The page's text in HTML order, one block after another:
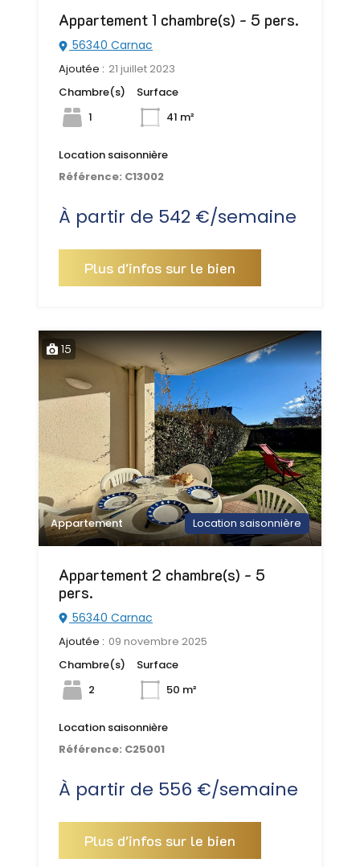
Appartement 1 chambre(s) - 5 pers.
56340 Carnac
Ajoutée : 21 juillet 2023
Chambre(s)
1
Surface
41 m²
Location saisonnière
Référence: C13002
À partir de 542 €/semaine
Plus d'infos sur le bien
15
Appartement Location saisonnière
Appartement 2 chambre(s) - 5
pers.
56340 Carnac
Ajoutée : 09 novembre 2025
Chambre(s)
2
Surface
50 m²
Location saisonnière
Référence: C25001
À partir de 556 €/semaine
Plus d'infos sur le bien